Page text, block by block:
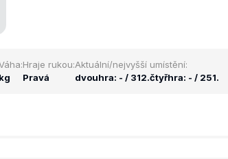
kg
Hraje rukou:
Pravá
Aktuální/nejvyšší umístění:
dvouhra: - / 312.čtyřhra: - / 251.